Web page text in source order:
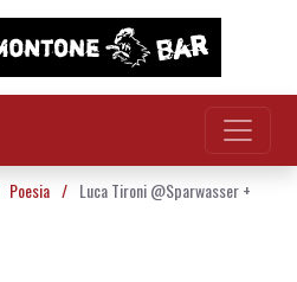
Poesia / Luca Tironi @Sparwasser +